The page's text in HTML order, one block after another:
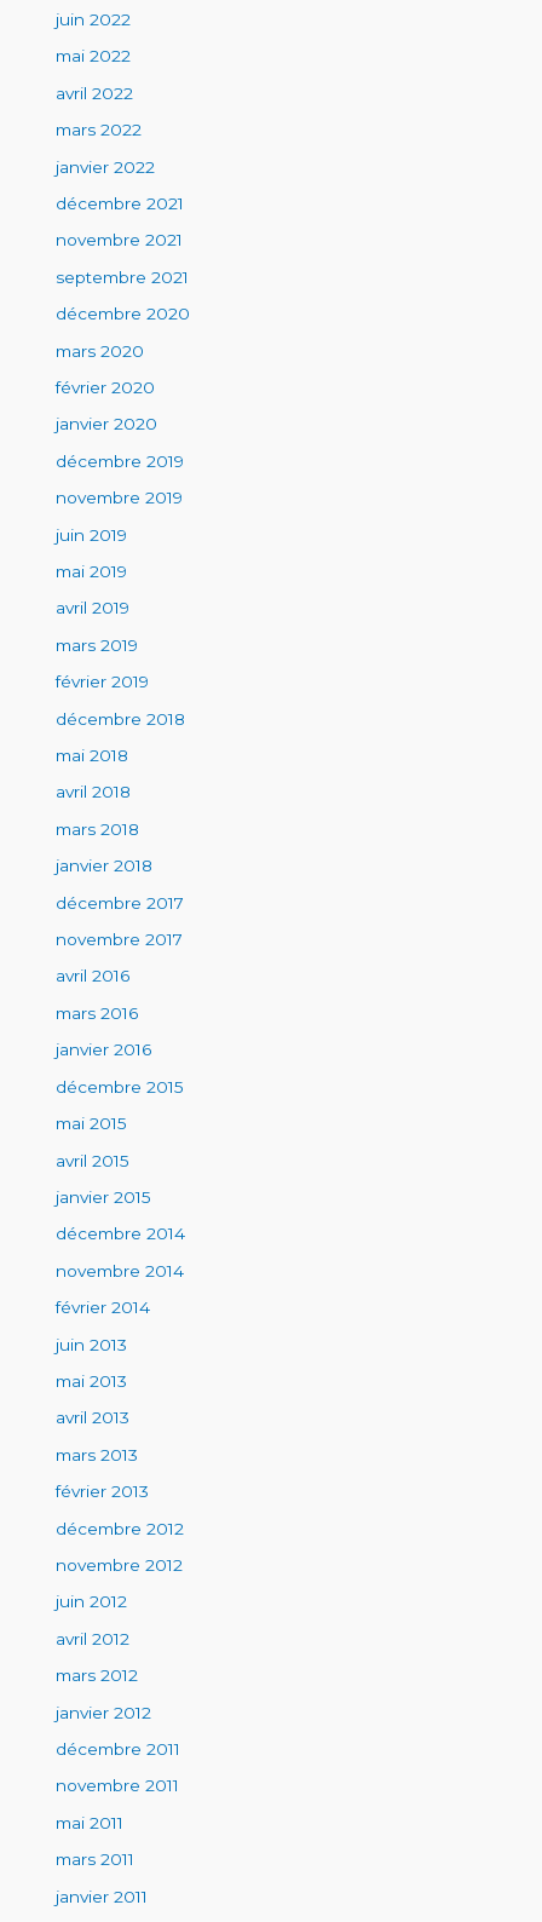
juin 2022
mai 2022
avril 2022
mars 2022
janvier 2022
décembre 2021
novembre 2021
septembre 2021
décembre 2020
mars 2020
février 2020
janvier 2020
décembre 2019
novembre 2019
juin 2019
mai 2019
avril 2019
mars 2019
février 2019
décembre 2018
mai 2018
avril 2018
mars 2018
janvier 2018
décembre 2017
novembre 2017
avril 2016
mars 2016
janvier 2016
décembre 2015
mai 2015
avril 2015
janvier 2015
décembre 2014
novembre 2014
février 2014
juin 2013
mai 2013
avril 2013
mars 2013
février 2013
décembre 2012
novembre 2012
juin 2012
avril 2012
mars 2012
janvier 2012
décembre 2011
novembre 2011
mai 2011
mars 2011
janvier 2011